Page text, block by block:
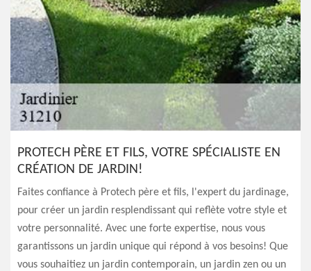
PROTECH PÈRE ET FILS, VOTRE SPÉCIALISTE EN
CRÉATION DE JARDIN!
Faites confiance à Protech père et fils, l'expert du jardinage,
pour créer un jardin resplendissant qui reflète votre style et
votre personnalité. Avec une forte expertise, nous vous
garantissons un jardin unique qui répond à vos besoins! Que
vous souhaitiez un jardin contemporain, un jardin zen ou un